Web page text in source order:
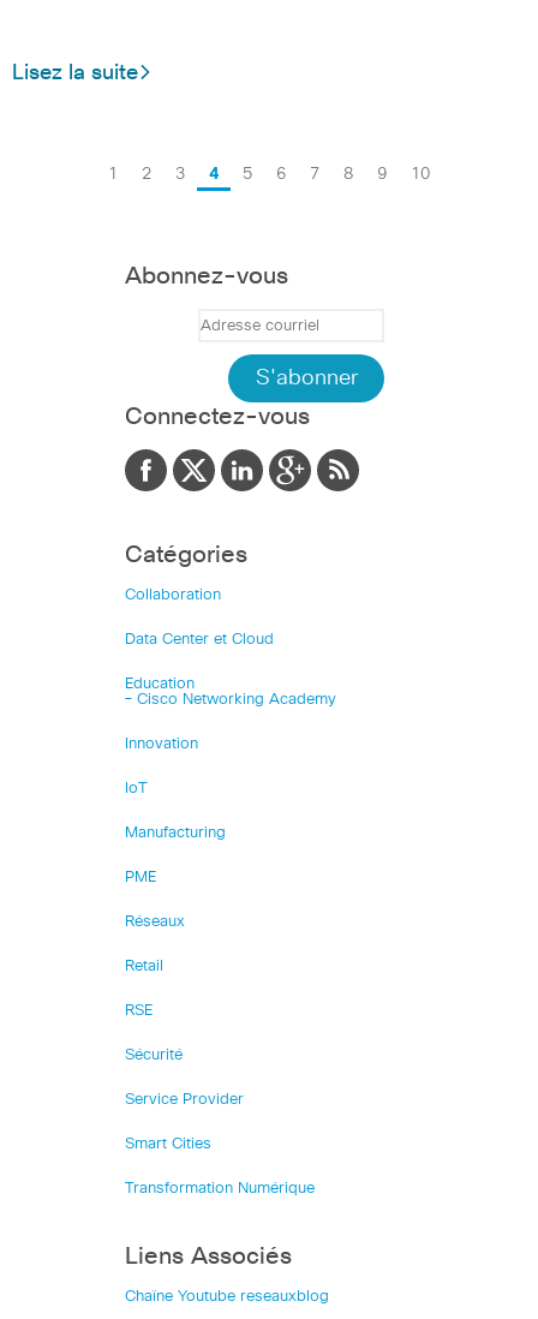
Lisez la suite
1 2 3 4 5 6 7 8 9 10
Abonnez-vous
Connectez-vous
Catégories
Collaboration
Data Center et Cloud
Education
– Cisco Networking Academy
Innovation
IoT
Manufacturing
PME
Réseaux
Retail
RSE
Sécurité
Service Provider
Smart Cities
Transformation Numérique
Liens Associés
Chaîne Youtube reseauxblog